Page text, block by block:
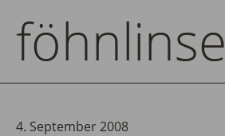
föhnlinse
4. September 2008